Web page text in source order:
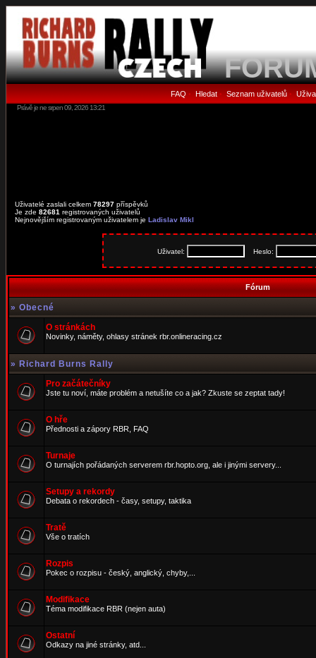
FAQ • Hledat• Seznam uživatelů•
Právě je ne srpen 09, 2026 13:21
Uživatelé zaslali celkem 78297 příspěvků
Je zde 82681 registrovaných uživatelů
Nejnovějším registrovaným uživatelem je Ladislav Mikl
Uživatel: Heslo:
Fórum
» Obecné
O stránkách
Novinky, náměty, ohlasy stránek rbr.onlineracing.cz
» Richard Burns Rally
Pro začátečníky
Jste tu noví, máte problém a netušíte co a jak? Zkuste se zeptat tady!
O hře
Přednosti a zápory RBR, FAQ
Turnaje
O turnajích pořádaných serverem rbr.hopto.org, ale i jinými servery...
Setupy a rekordy
Debata o rekordech - časy, setupy, taktika
Tratě
Vše o tratích
Rozpis
Pokec o rozpisu - český, anglický, chyby,...
Modifikace
Téma modifikace RBR (nejen auta)
Ostatní
Odkazy na jiné stránky, atd...